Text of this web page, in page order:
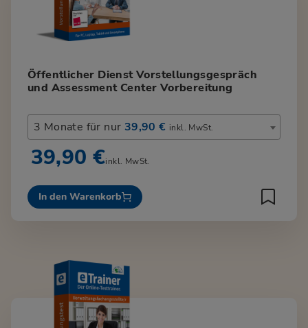
Öffentlicher Dienst Vorstellungsgespräch
und Assessment Center Vorbereitung
3 Monate für nur 39,90 € inkl. MwSt.
39,90 €inkl. MwSt.
In den Warenkorb